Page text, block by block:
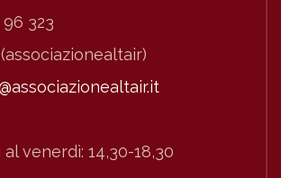
323
venerdì: 14,30-18,30